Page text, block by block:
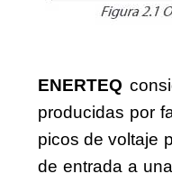
ENERTEQ
producidas por
picos de voltaje
de entrada a